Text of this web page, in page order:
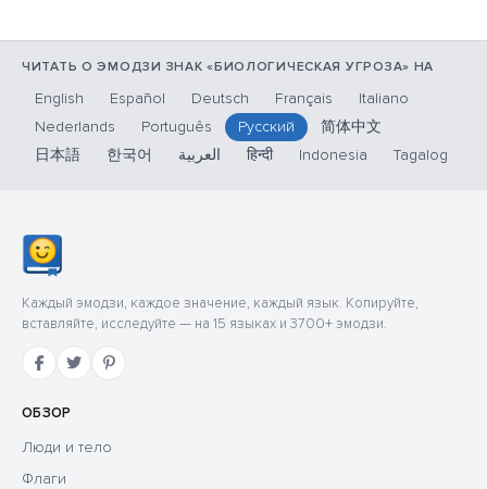
ЧИТАТЬ О ЭМОДЗИ ЗНАК «БИОЛОГИЧЕСКАЯ УГРОЗА» НА
English Español Deutsch Français
Italiano
Nederlands
Português Русский
简体中文
日本語
한국어 العربية हिन्दी Indonesia Tagalog
Каждый эмодзи, каждое значение, каждый язык. Копируйте,
вставляйте, исследуйте — на 15 языках и 3700+ эмодзи.
ОБЗОР
Люди и тело
Флаги